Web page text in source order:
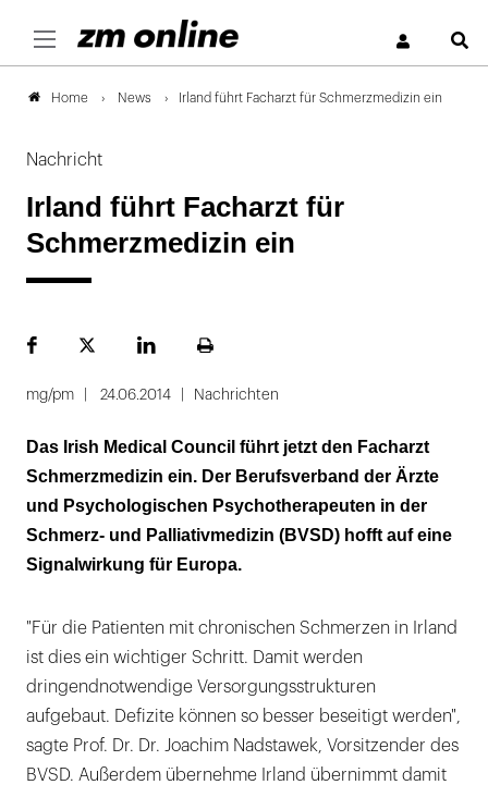
Home News Irland führt Facharzt für Schmerzmedizin ein
Nachricht
Irland führt Facharzt für
Schmerzmedizin ein
FacebookPlattformLinekdInSeite
mg/pm 24.06.2014 Nachrichten
Das Irish Medical Council führt jetzt den Facharzt
Schmerzmedizin ein. Der Berufsverband der Ärzte
und Psychologischen Psychotherapeuten in der
Schmerz- und Palliativmedizin (BVSD) hofft auf eine
Signalwirkung für Europa.
"Für die Patienten mit chronischen Schmerzen in Irland
ist dies ein wichtiger Schritt. Damit werden
dringendnotwendige Versorgungsstrukturen
aufgebaut. Defizite können so besser beseitigt werden",
sagte Prof. Dr. Dr. Joachim Nadstawek, Vorsitzender des
BVSD. Außerdem übernehme Irland übernimmt damit